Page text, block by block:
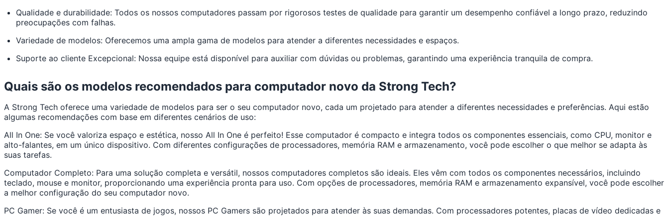
Qualidade e durabilidade: Todos os nossos computadores passam por rigorosos testes de qualidade para garantir um desempenho confiável a longo prazo, reduzindo
preocupações com falhas.
Variedade de modelos: Oferecemos uma ampla gama de modelos para atender a diferentes necessidades e espaços.
Suporte ao cliente Excepcional: Nossa equipe está disponível para auxiliar com dúvidas ou problemas, garantindo uma experiência tranquila de compra.
Quais são os modelos recomendados para computador novo da Strong Tech?
A Strong Tech oferece uma variedade de modelos para ser o seu computador novo, cada um projetado para atender a diferentes necessidades e preferências. Aqui estão
algumas recomendações com base em diferentes cenários de uso:
All In One: Se você valoriza espaço e estética, nosso All In One é perfeito! Esse computador é compacto e integra todos os componentes essenciais, como CPU, monitor e
alto-falantes, em um único dispositivo. Com diferentes configurações de processadores, memória RAM e armazenamento, você pode escolher o que melhor se adapta às
suas tarefas.
Computador Completo: Para uma solução completa e versátil, nossos computadores completos são ideais. Eles vêm com todos os componentes necessários, incluindo
teclado, mouse e monitor, proporcionando uma experiência pronta para uso. Com opções de processadores, memória RAM e armazenamento expansível, você pode escolher
a melhor configuração do seu computador novo.
PC Gamer: Se você é um entusiasta de jogos, nossos PC Gamers são projetados para atender às suas demandas. Com processadores potentes, placas de vídeo dedicadas e